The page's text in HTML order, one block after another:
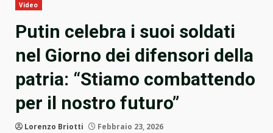
Video
Putin celebra i suoi soldati
nel Giorno dei difensori della
patria: “Stiamo combattendo
per il nostro futuro”
Lorenzo Briotti Febbraio 23, 2026